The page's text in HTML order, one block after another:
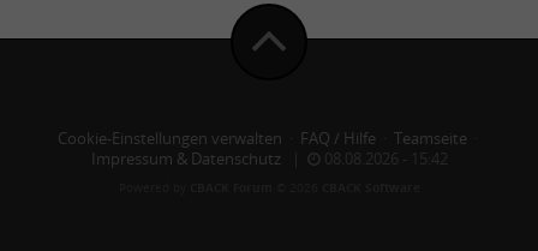
Cookie-Einstellungen verwalten FAQ / Hilfe Teamseite
Impressum & Datenschutz
08.08.2026 - 15:42